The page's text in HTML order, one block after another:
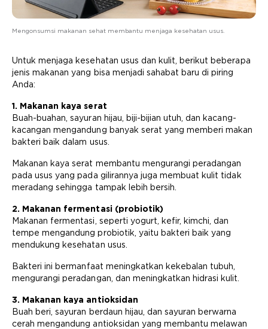
Mengonsumsi makanan sehat membantu menjaga kesehatan usus.
Untuk menjaga kesehatan usus dan kulit, berikut beberapa
jenis makanan yang bisa menjadi sahabat baru di piring
Anda:
1. Makanan kaya serat
Buah-buahan, sayuran hijau, biji-bijian utuh, dan kacang-
kacangan mengandung banyak serat yang memberi makan
bakteri baik dalam usus.
Makanan kaya serat membantu mengurangi peradangan
pada usus yang pada gilirannya juga membuat kulit tidak
meradang sehingga tampak lebih bersih.
2. Makanan fermentasi (probiotik)
Makanan fermentasi, seperti yogurt, kefir, kimchi, dan
tempe mengandung probiotik, yaitu bakteri baik yang
mendukung kesehatan usus.
Bakteri ini bermanfaat meningkatkan kekebalan tubuh,
mengurangi peradangan, dan meningkatkan hidrasi kulit.
3. Makanan kaya antioksidan
Buah beri, sayuran berdaun hijau, dan sayuran berwarna
cerah mengandung antioksidan yang membantu melawan